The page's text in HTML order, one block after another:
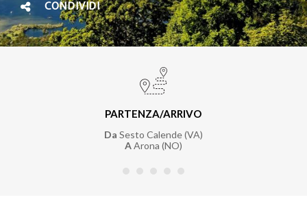
CONDIVIDI
PARTENZA/ARRIVO
Da Sesto Calende (VA)
AArona (NO)